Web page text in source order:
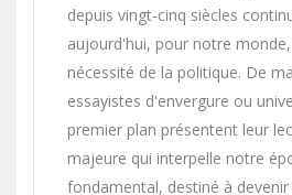
depuis vingt-cinq siècles
aujourd'hui, pour notre
nécessité de la politique. De
essayistes d'envergure ou
premier plan présentent leur
majeure qui interpelle notre
fondamental, destiné à devenir